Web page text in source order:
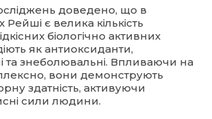
доведено, що в
Рейші є велика кількість
біологічно активних
як антиоксиданти,
та знеболювальні. Впливаючи на
вони демонструють
здатність, активуючи
сили людини.